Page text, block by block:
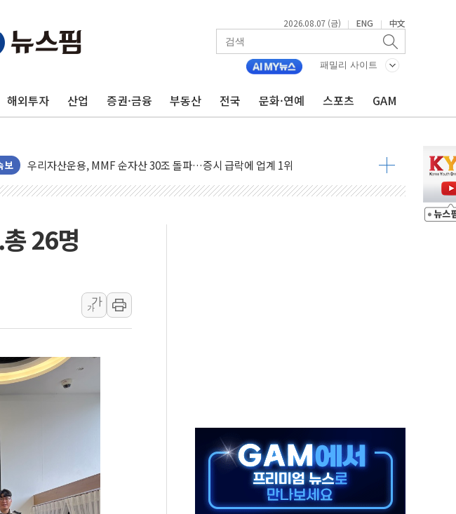
2026.08.07 (금) | ENG | 中文
패밀리 사이트
해외투자 산업 증권·금융 부동산 전국 문화·연예 스포츠 GAM
보
李대통령, 규제합리화위 부위원장에 김태유 교수…국립외교원장에 김흥규 교수
한병도 "국민의힘, 말로만 주택 공급…도시정비법·주택법 등 처리 협조하라"
박홍근 "국가재정시스템 안정성 한순간도 흔들려선 안돼"
李대통령, 진급 장성들에게 "내란으로 훼손된 군 신뢰 회복해야"
TBH글로벌, 상반기 매출 1006억원…전년비 13.9% 증가
AI 메모리 향한 뜨거운 관심…SK하이닉스, FMS서 '풀스택' 기술력 과시
"내년 메모리 물량 동났다"…선수금 내걸고 확보 전쟁
현대지에프홀딩스, 자사주 1000억 연내 소각…2분기 영업익 853억
[뉴스핌 이 시각 PICK] 축구협회 성접대 기간, 대표팀 무패 外
美 정보 당국 "푸틴, 몇 년 내 NATO 결속력 시험하려 한정적 침공 가능성"
인도, 바이오가스 생산에 3.5조원 투입키로...'에너지 자립' 일환
서울시, 정비사업으로 주택 36% 늘었다...공급부족 전 시장 규제 탓 커
신인류콘텐츠, 핀란드 AI 기업 Audission Oy와 운영 파트너십 체결
국민의힘 윤리위, '부산 돌려차기 발언' 논란 서범수·진종오 징계절차 개시
26명
가
가